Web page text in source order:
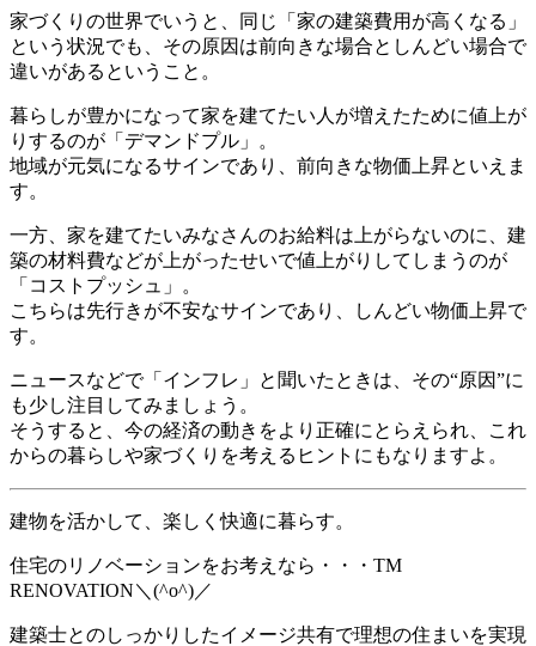
家づくりの世界でいうと、同じ「家の建築費用が高くなる」
という状況でも、その原因は前向きな場合としんどい場合で
違いがあるということ。
暮らしが豊かになって家を建てたい人が増えたために値上が
りするのが「デマンドプル」。
地域が元気になるサインであり、前向きな物価上昇といえま
す。
一方、家を建てたいみなさんのお給料は上がらないのに、建
築の材料費などが上がったせいで値上がりしてしまうのが
「コストプッシュ」。
こちらは先行きが不安なサインであり、しんどい物価上昇で
す。
ニュースなどで「インフレ」と聞いたときは、その“原因”に
も少し注目してみましょう。
そうすると、今の経済の動きをより正確にとらえられ、これ
からの暮らしや家づくりを考えるヒントにもなりますよ。
建物を活かして、楽しく快適に暮らす。
住宅のリノベーションをお考えなら・・・TM
RENOVATION＼(^o^)／
建築士とのしっかりしたイメージ共有で理想の住まいを実現